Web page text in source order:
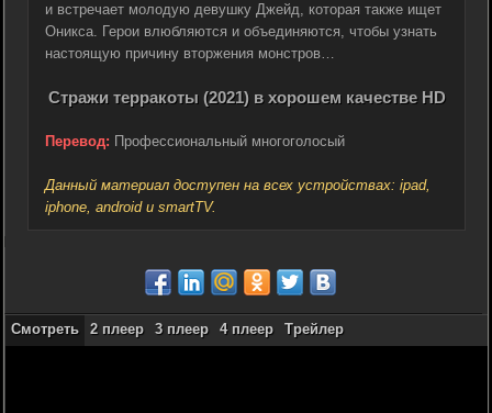
и встречает молодую девушку Джейд, которая также ищет
Оникса. Герои влюбляются и объединяются, чтобы узнать
настоящую причину вторжения монстров…
Стражи терракоты (2021) в хорошем качестве HD
Перевод: Профессиональный многоголосый
Данный материал доступен на всех устройствах: ipad,
iphone, android и smartTV.
Смотреть 2 плеер 3 плеер 4 плеер Трейлер